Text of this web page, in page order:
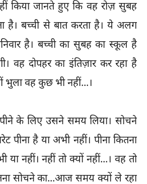
किया जानते हुए कि वह रोज़ सुबह
है। बच्ची से बात करता है। ये अलग
है। बच्ची का सुबह का स्कूल है
वह दोपहर का इंतिज़ार कर रहा है
भुला वह कुछ भी नहीं...।
के लिए उसने समय लिया। सोचने
पीना है या अभी नहीं। पीना कितना
या नहीं। नहीं तो क्यों नहीं...। वह तो
सोचने का...आज समय क्यों ले रहा